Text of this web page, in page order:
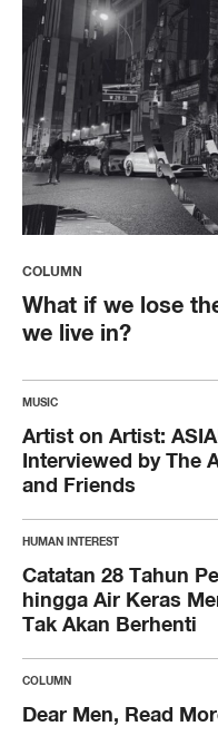
COLUMN
What if we lose
we live in?
MUSIC
Artist on Artist:
Interviewed by The
and Friends
HUMAN INTEREST
Catatan 28 Tahun
hingga Air Keras
Tak Akan Berhenti
COLUMN
Dear Men, Read